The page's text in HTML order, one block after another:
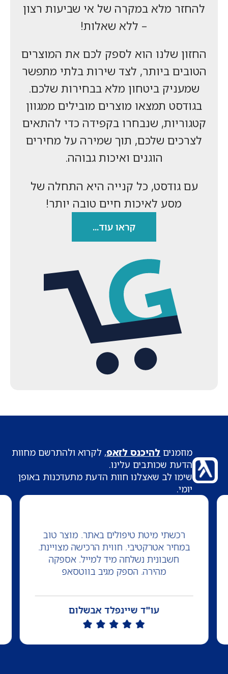
להחזר מלא במקרה של אי שביעות רצון
– ללא שאלות!
החזון שלנו הוא לספק לכם את המוצרים
הטובים ביותר, לצד שירות בלתי מתפשר
שמעניק ביטחון מלא בבחירות שלכם.
בגודסט תמצאו מוצרים מובילים ממגוון
קטגוריות, שנבחרו בקפידה כדי להתאים
לצרכים שלכם, תוך שמירה על מחירים
הוגנים ואיכות גבוהה.
עם גודסט, כל קנייה היא התחלה של
מסע לאיכות חיים טובה יותר!
קראו עוד...
מוזמנים להיכנס לזאפ, לקרוא ולהתרשם מחוות
הדעת שכותבים עלינו.
שימו לב שאצלנו חוות הדעת מתעדכנות באופן
יומי.
רכשתי מיטת טיפולים באתר. מוצר טוב
במחיר אטרקטיבי. חווית הרכישה מצויינת.
חשבונית נשלחה מיד למייל. אספקה
מהירה. הספק מגיב בווטסאפ
עו"ד שיינפלד אבשלום